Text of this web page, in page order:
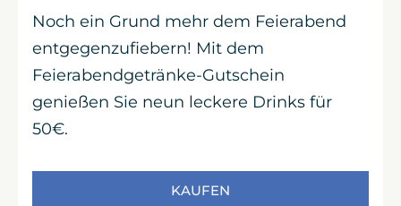
Noch ein Grund mehr dem Feierabend
entgegenzufiebern! Mit dem
Feierabendgetränke-Gutschein
genießen Sie neun leckere Drinks für
50€.
KAUFEN